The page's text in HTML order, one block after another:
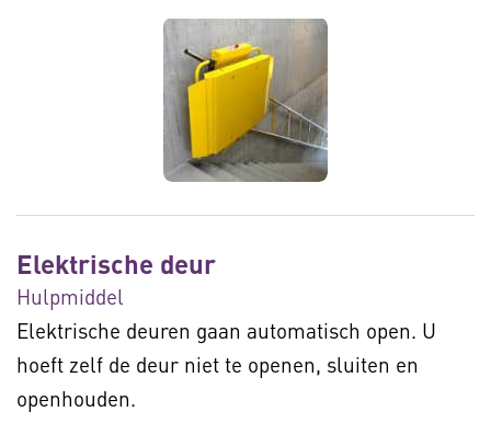
Elektrische deur
Hulpmiddel
Elektrische deuren gaan automatisch open. U
hoeft zelf de deur niet te openen, sluiten en
openhouden.